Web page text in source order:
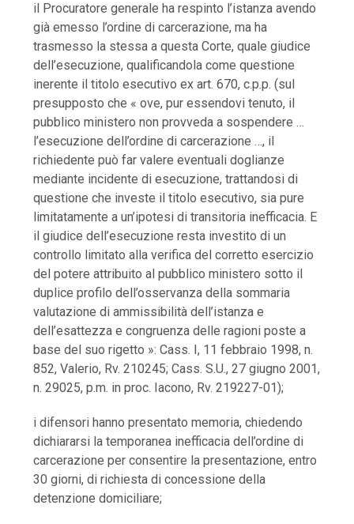
il Procuratore generale ha respinto l’istanza avendo
già emesso l’ordine di carcerazione, ma ha
trasmesso la stessa a questa Corte, quale giudice
dell’esecuzione, qualificandola come questione
inerente il titolo esecutivo ex art. 670, c.p.p. (sul
presupposto che « ove, pur essendovi tenuto, il
pubblico ministero non provveda a sospendere …
l’esecuzione dell’ordine di carcerazione …, il
richiedente può far valere eventuali doglianze
mediante incidente di esecuzione, trattandosi di
questione che investe il titolo esecutivo, sia pure
limitatamente a un’ipotesi di transitoria inefficacia. E
il giudice dell’esecuzione resta investito di un
controllo limitato alla verifica del corretto esercizio
del potere attribuito al pubblico ministero sotto il
duplice profilo dell’osservanza della sommaria
valutazione di ammissibilità dell’istanza e
dell’esattezza e congruenza delle ragioni poste a
base del suo rigetto »: Cass. I, 11 febbraio 1998, n.
852, Valerio, Rv. 210245; Cass. S.U., 27 giugno 2001,
n. 29025, p.m. in proc. Iacono, Rv. 219227-01);
i difensori hanno presentato memoria, chiedendo
dichiararsi la temporanea inefficacia dell’ordine di
carcerazione per consentire la presentazione, entro
30 giorni, di richiesta di concessione della
detenzione domiciliare;